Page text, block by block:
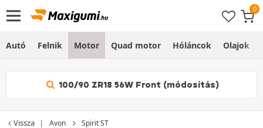
Autó Felnik Motor Quad motor Hóláncok Olajok
100/90 ZR18 56W Front (módosítás)
Vissza Avon Spirit ST